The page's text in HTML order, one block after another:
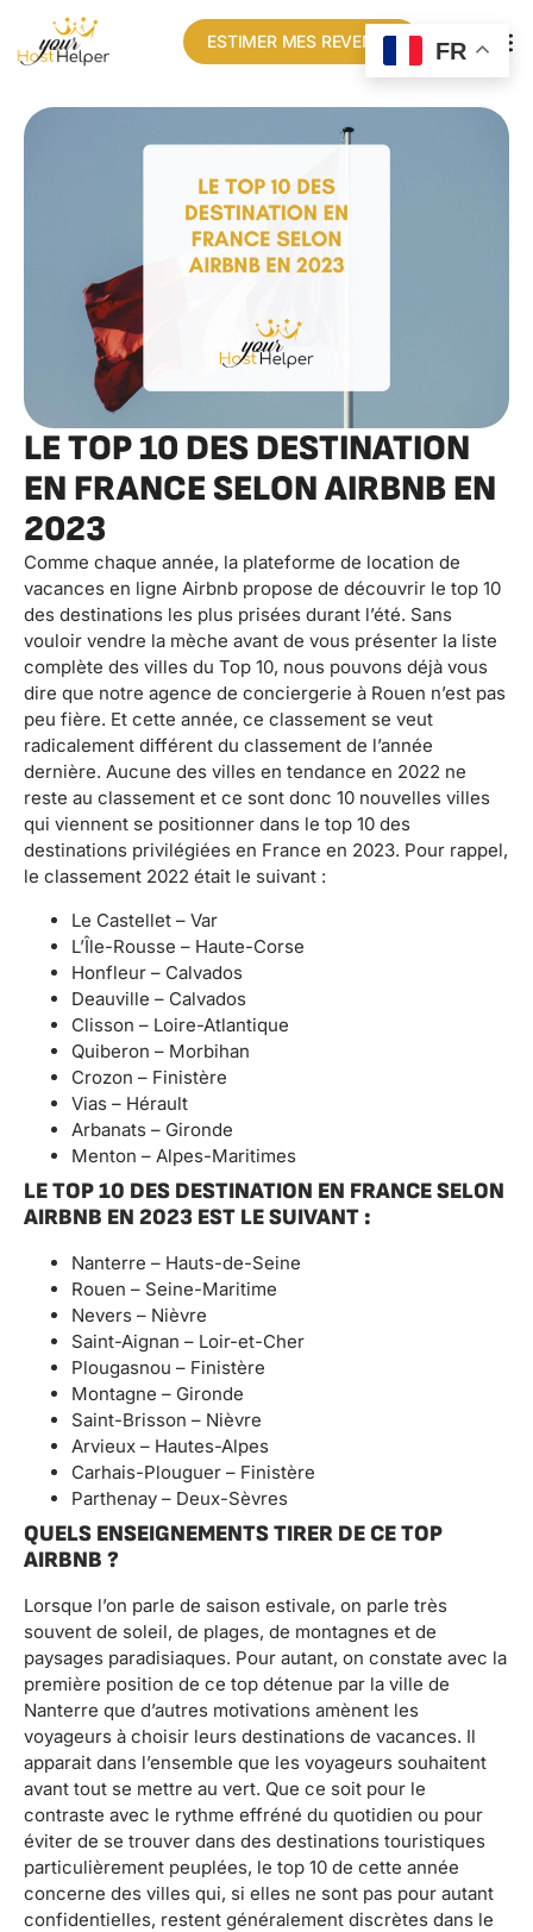
ESTIMER MES REVENUS
LE TOP 10 DES DESTINATION
EN FRANCE SELON AIRBNB EN
2023
Comme chaque année, la plateforme de location de
vacances en ligne Airbnb propose de découvrir le top 10
des destinations les plus prisées durant l’été. Sans
vouloir vendre la mèche avant de vous présenter la liste
complète des villes du Top 10, nous pouvons déjà vous
dire que notre agence de conciergerie à Rouen n’est pas
peu fière. Et cette année, ce classement se veut
radicalement différent du classement de l’année
dernière. Aucune des villes en tendance en 2022 ne
reste au classement et ce sont donc 10 nouvelles villes
qui viennent se positionner dans le top 10 des
destinations privilégiées en France en 2023. Pour rappel,
le classement 2022 était le suivant :
Le Castellet – Var
L’Île-Rousse – Haute-Corse
Honfleur – Calvados
Deauville – Calvados
Clisson – Loire-Atlantique
Quiberon – Morbihan
Crozon – Finistère
Vias – Hérault
Arbanats – Gironde
Menton – Alpes-Maritimes
LE TOP 10 DES DESTINATION EN FRANCE SELON
AIRBNB EN 2023 EST LE SUIVANT :
Nanterre – Hauts-de-Seine
Rouen – Seine-Maritime
Nevers – Nièvre
Saint-Aignan – Loir-et-Cher
Plougasnou – Finistère
Montagne – Gironde
Saint-Brisson – Nièvre
Arvieux – Hautes-Alpes
Carhais-Plouguer – Finistère
Parthenay – Deux-Sèvres
QUELS ENSEIGNEMENTS TIRER DE CE TOP
AIRBNB ?
Lorsque l’on parle de saison estivale, on parle très
souvent de soleil, de plages, de montagnes et de
paysages paradisiaques. Pour autant, on constate avec la
première position de ce top détenue par la ville de
Nanterre que d’autres motivations amènent les
voyageurs à choisir leurs destinations de vacances. Il
apparait dans l’ensemble que les voyageurs souhaitent
avant tout se mettre au vert. Que ce soit pour le
contraste avec le rythme effréné du quotidien ou pour
éviter de se trouver dans des destinations touristiques
particulièrement peuplées, le top 10 de cette année
concerne des villes qui, si elles ne sont pas pour autant
confidentielles, restent généralement discrètes dans le
FR